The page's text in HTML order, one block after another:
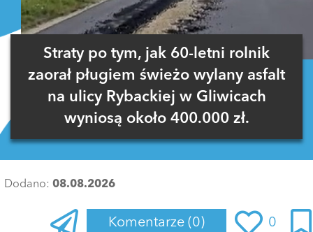
Straty po tym, jak 60-letni rolnik
zaorał pługiem świeżo wylany asfalt
na ulicy Rybackiej w Gliwicach
wyniosą około 400.000 zł.
Dodano: 08.08.2026
Komentarze (0) 0